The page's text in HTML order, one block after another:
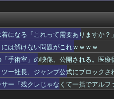
話を聞いてワイ震えが止まらない…
たいぷ解散の危機！？
部数653万部から急降下でついに100
を大幅に失ってしまったけどそれで
ゃなくて一括でアルファード買っち
ングリア沖縄ほんとーーーーーーー
社、声明を発表「当社が意図しない
万再生【蓮ノ空】
ームを打ちたいと懇願する薫
になる「これって需要ありますか？」
には解けない問題がこれｗｗｗｗ
「手術室」の映像、公開される。医
ツー社長、ジャンプ公式にブロックさ
サー「残クレじゃなくて一括でアル